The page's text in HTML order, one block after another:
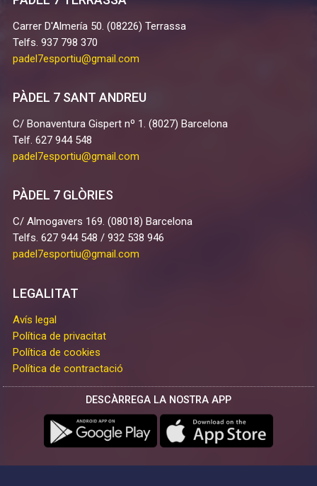
Carrer D'Almería 50. (08226) Terrassa
Telfs. 937 798 370
padel7esportiu@gmail.com
PÀDEL 7 SANT ANDREU
C/ Bonaventura Gispert nº 1. (8027) Barcelona
Telf. 627 944 548
padel7esportiu@gmail.com
PÀDEL 7 GLÒRIES
C/ Almogavers 169. (08018) Barcelona
Telfs. 627 944 548 / 932 538 946
padel7esportiu@gmail.com
LEGALITAT
Avís legal
Política de privacitat
Política de cookies
Política de contractació
DESCÀRREGA LA NOSTRA APP